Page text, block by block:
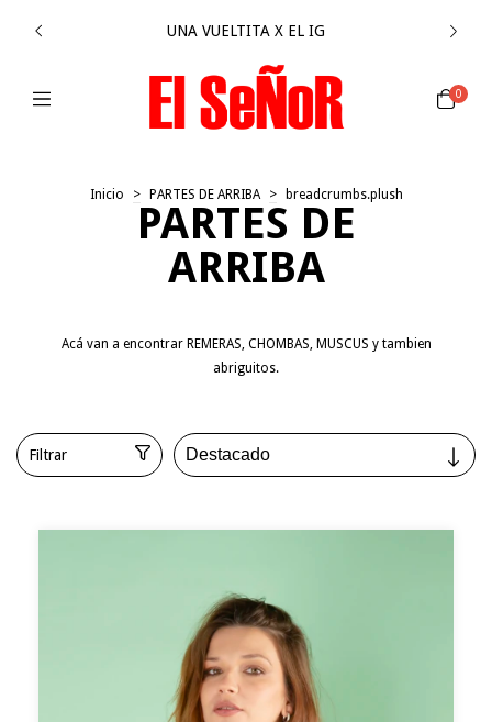
UNA VUELTITA X EL IG
0
Inicio > PARTES DE ARRIBA > breadcrumbs.plush
PARTES DE
ARRIBA
Acá van a encontrar REMERAS, CHOMBAS, MUSCUS y tambien
abriguitos.
Filtrar